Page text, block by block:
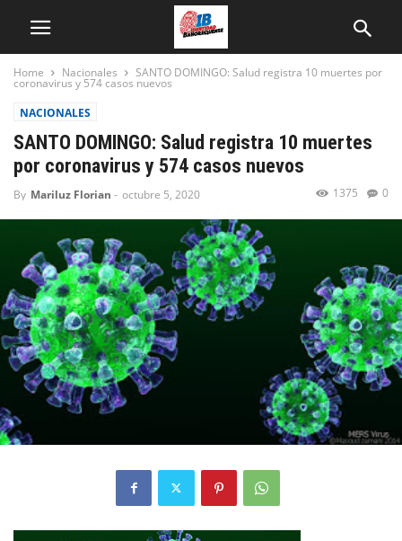
Home Nacionales SANTO DOMINGO: Salud registra 10 muertes por
coronavirus y 574 casos nuevos
NACIONALES
SANTO DOMINGO: Salud registra 10 muertes
por coronavirus y 574 casos nuevos
By Mariluz Florian - octubre 5, 2020 0
1375